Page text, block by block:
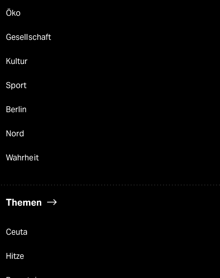
Öko
Gesellschaft
Kultur
Sport
Berlin
Nord
Wahrheit
Themen
Ceuta
Hitze